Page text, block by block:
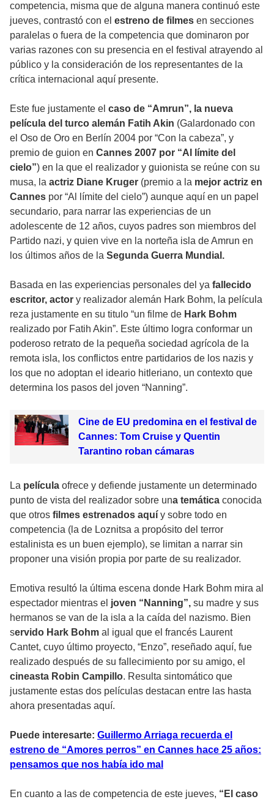
competencia, misma que de alguna manera continuó este
jueves, contrastó con el estreno de filmes en secciones
paralelas o fuera de la competencia que dominaron por
varias razones con su presencia en el festival atrayendo al
público y la consideración de los representantes de la
crítica internacional aquí presente.
Este fue justamente el caso de “Amrun”, la nueva
película del turco alemán Fatih Akin (Galardonado con
el Oso de Oro en Berlín 2004 por “Con la cabeza”, y
premio de guion en Cannes 2007 por “Al límite del
cielo”) en la que el realizador y guionista se reúne con su
musa, la actriz Diane Kruger (premio a la mejor actriz en
Cannes por “Al límite del cielo”) aunque aquí en un papel
secundario, para narrar las experiencias de un
adolescente de 12 años, cuyos padres son miembros del
Partido nazi, y quien vive en la norteña isla de Amrun en
los últimos años de la Segunda Guerra Mundial.
Basada en las experiencias personales del ya fallecido
escritor, actor y realizador alemán Hark Bohm, la película
reza justamente en su titulo “un filme de Hark Bohm
realizado por Fatih Akin”. Este último logra conformar un
poderoso retrato de la pequeña sociedad agrícola de la
remota isla, los conflictos entre partidarios de los nazis y
los que no adoptan el ideario hitleriano, un contexto que
determina los pasos del joven “Nanning”.
Cine de EU predomina en el festival de
Cannes: Tom Cruise y Quentin
Tarantino roban cámaras
La película ofrece y defiende justamente un determinado
punto de vista del realizador sobre una temática conocida
que otros filmes estrenados aquí y sobre todo en
competencia (la de Loznitsa a propósito del terror
estalinista es un buen ejemplo), se limitan a narrar sin
proponer una visión propia por parte de su realizador.
Emotiva resultó la última escena donde Hark Bohm mira al
espectador mientras el joven “Nanning”, su madre y sus
hermanos se van de la isla a la caída del nazismo. Bien
servido Hark Bohm al igual que el francés Laurent
Cantet, cuyo último proyecto, “Enzo”, reseñado aquí, fue
realizado después de su fallecimiento por su amigo, el
cineasta Robin Campillo. Resulta sintomático que
justamente estas dos películas destacan entre las hasta
ahora presentadas aquí.
Puede interesarte: Guillermo Arriaga recuerda el
estreno de “Amores perros” en Cannes hace 25 años:
pensamos que nos había ido mal
En cuanto a las de competencia de este jueves, “El caso